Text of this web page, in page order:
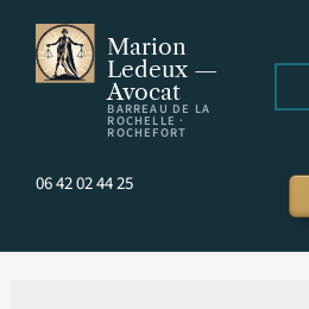
Marion
Ledeux —
Avocat
BARREAU DE LA
ROCHELLE ·
ROCHEFORT
06 42 02 44 25